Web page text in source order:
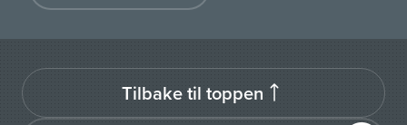
Tilbake til toppen